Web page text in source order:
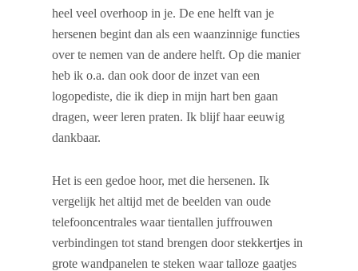
heel veel overhoop in je. De ene helft van je
hersenen begint dan als een waanzinnige functies
over te nemen van de andere helft. Op die manier
heb ik o.a. dan ook door de inzet van een
logopediste, die ik diep in mijn hart ben gaan
dragen, weer leren praten. Ik blijf haar eeuwig
dankbaar.
Het is een gedoe hoor, met die hersenen. Ik
vergelijk het altijd met de beelden van oude
telefooncentrales waar tientallen juffrouwen
verbindingen tot stand brengen door stekkertjes in
grote wandpanelen te steken waar talloze gaatjes